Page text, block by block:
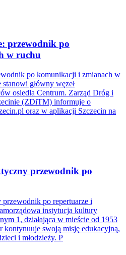
przewodnik po
w ruchu
po komunikacji i zmianach w
główny węzeł
osiedla Centrum. Zarząd Dróg i
(ZDiTM) informuje o
oraz w aplikacji Szczecin na
przewodnik po
po repertuarze i
instytucja kultury
1, działająca w mieście od 1953
kontynuuje swoją misję edukacyjną,
i młodzieży. P